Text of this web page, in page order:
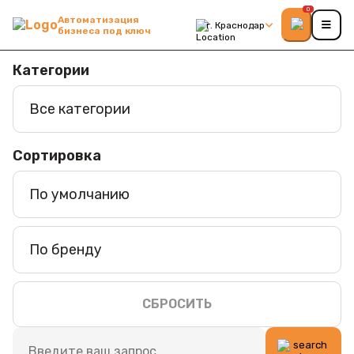
Автоматизация
бизнеса под ключ
г. Краснодар
0
Категории
Все категории
Сортировка
По умолчанию
По бренду
СБРОСИТЬ